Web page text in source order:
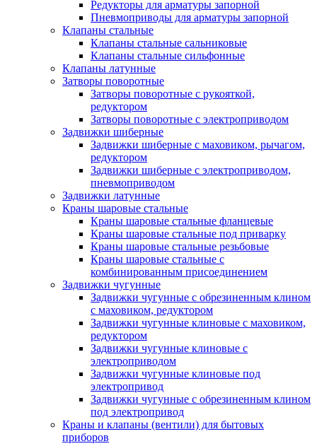
Редукторы для арматуры запорной
Пневмоприводы для арматуры запорной
Клапаны стальные
Клапаны стальные сальниковые
Клапаны стальные сильфонные
Клапаны латунные
Затворы поворотные
Затворы поворотные с рукояткой,
редуктором
Затворы поворотные с электроприводом
Задвижки шиберные
Задвижки шиберные с маховиком, рычагом,
редуктором
Задвижки шиберные с электроприводом,
пневмоприводом
Задвижки латунные
Краны шаровые стальные
Краны шаровые стальные фланцевые
Краны шаровые стальные под приварку
Краны шаровые стальные резьбовые
Краны шаровые стальные с
комбинированным присоединением
Задвижки чугунные
Задвижки чугунные с обрезиненным клином
с маховиком, редуктором
Задвижки чугунные клиновые с маховиком,
редуктором
Задвижки чугунные клиновые с
электроприводом
Задвижки чугунные клиновые под
электропривод
Задвижки чугунные с обрезиненным клином
под электропривод
Краны и клапаны (вентили) для бытовых
приборов